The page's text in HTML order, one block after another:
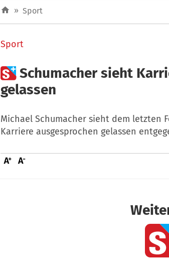
» Sport
Sport
Schumacher sieht
gelassen
Michael Schumacher sieht dem letzten
Karriere ausgesprochen gelassen